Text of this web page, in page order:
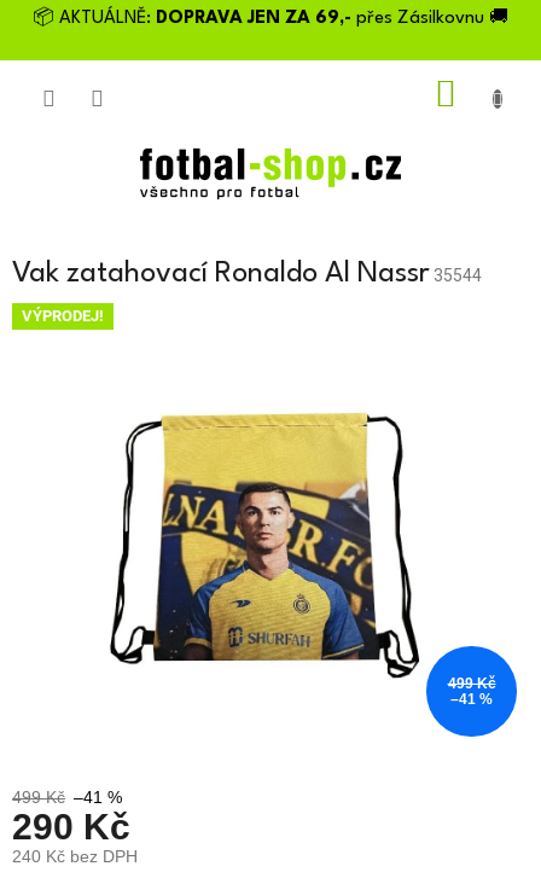
Přejít📦 AKTUÁLNĚ: DOPRAVA JEN ZA 69,- přes Zásilkovnu 🚚
Vak zatahovací Ronaldo Al Nassr 35544
VÝPRODEJ!
499 Kč
–41 %
499 Kč –41 %
290 Kč
240 Kč bez DPH